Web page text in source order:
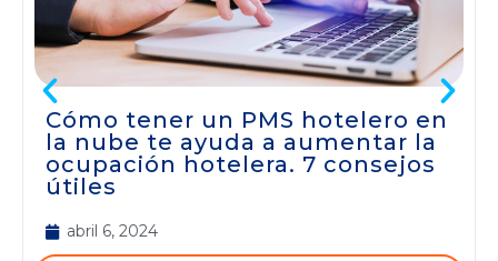
Cómo tener un PMS hotelero en
la nube te ayuda a aumentar la
ocupación hotelera. 7 consejos
útiles
abril 6, 2024